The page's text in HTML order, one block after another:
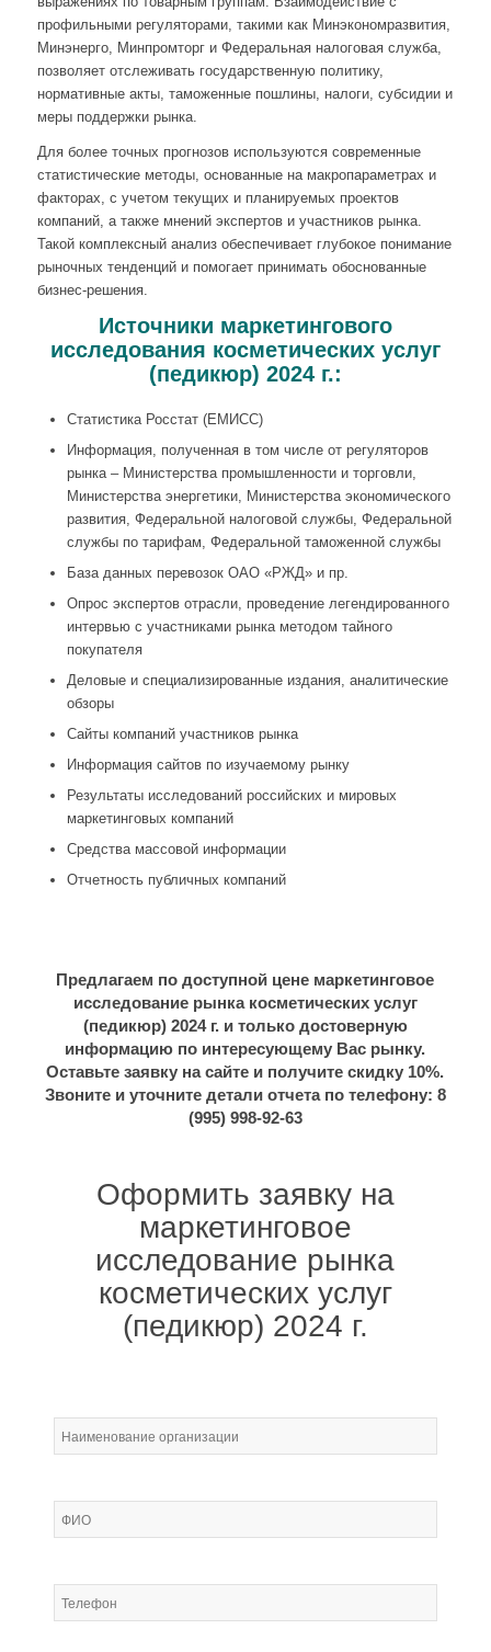
профильными регуляторами, такими как Минэкономразвития,
Минэнерго, Минпромторг и Федеральная налоговая служба,
позволяет отслеживать государственную политику,
нормативные акты, таможенные пошлины, налоги, субсидии и
меры поддержки рынка.
Для более точных прогнозов используются современные
статистические методы, основанные на макропараметрах и
факторах, с учетом текущих и планируемых проектов
компаний, а также мнений экспертов и участников рынка.
Такой комплексный анализ обеспечивает глубокое понимание
рыночных тенденций и помогает принимать обоснованные
бизнес-решения.
Источники маркетингового
исследования косметических услуг
(педикюр) 2024 г.:
Статистика Росстат (ЕМИСС)
Информация, полученная в том числе от регуляторов
рынка – Министерства промышленности и торговли,
Министерства энергетики, Министерства экономического
развития, Федеральной налоговой службы, Федеральной
службы по тарифам, Федеральной таможенной службы
База данных перевозок ОАО «РЖД» и пр.
Опрос экспертов отрасли, проведение легендированного
интервью с участниками рынка методом тайного
покупателя
Деловые и специализированные издания, аналитические
обзоры
Сайты компаний участников рынка
Информация сайтов по изучаемому рынку
Результаты исследований российских и мировых
маркетинговых компаний
Средства массовой информации
Отчетность публичных компаний
Предлагаем по доступной цене маркетинговое
исследование рынка косметических услуг
(педикюр) 2024 г. и только достоверную
информацию по интересующему Вас рынку.
Оставьте заявку на сайте и получите скидку 10%.
Звоните и уточните детали отчета по телефону: 8
(995) 998-92-63
Оформить заявку на
маркетинговое
исследование рынка
косметических услуг
(педикюр) 2024 г.